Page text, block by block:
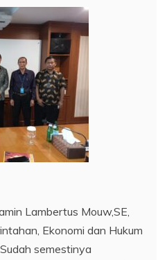
Lambertus Mouw,SE,
Ekonomi dan Hukum
semestinya